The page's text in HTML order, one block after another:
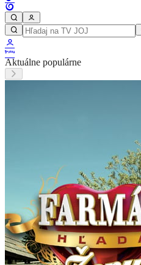
Aktuálne populárne